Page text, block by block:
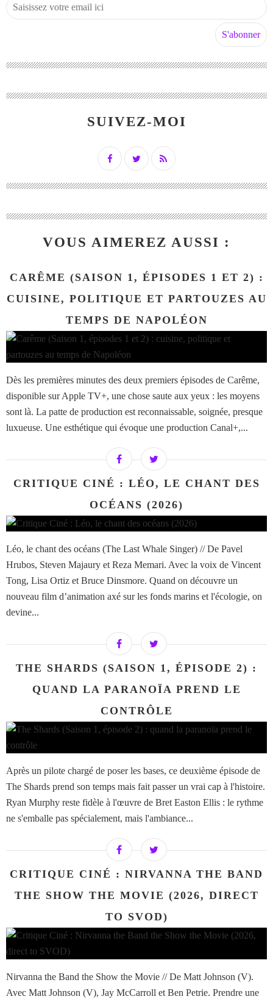
SUIVEZ-MOI
VOUS AIMEREZ AUSSI :
CARÊME (SAISON 1, ÉPISODES 1 ET 2) :
CUISINE, POLITIQUE ET PARTOUZES AU
TEMPS DE NAPOLÉON
Dès les premières minutes des deux premiers épisodes de Carême,
disponible sur Apple TV+, une chose saute aux yeux : les moyens
sont là. La patte de production est reconnaissable, soignée, presque
luxueuse. Une esthétique qui évoque une production Canal+,...
CRITIQUE CINÉ : LÉO, LE CHANT DES
OCÉANS (2026)
Léo, le chant des océans (The Last Whale Singer) // De Pavel
Hrubos, Steven Majaury et Reza Memari. Avec la voix de Vincent
Tong, Lisa Ortiz et Bruce Dinsmore. Quand on découvre un
nouveau film d’animation axé sur les fonds marins et l'écologie, on
devine...
THE SHARDS (SAISON 1, ÉPISODE 2) :
QUAND LA PARANOÏA PREND LE
CONTRÔLE
Après un pilote chargé de poser les bases, ce deuxième épisode de
The Shards prend son temps mais fait passer un vrai cap à l'histoire.
Ryan Murphy reste fidèle à l'œuvre de Bret Easton Ellis : le rythme
ne s'emballe pas spécialement, mais l'ambiance...
CRITIQUE CINÉ : NIRVANNA THE BAND
THE SHOW THE MOVIE (2026, DIRECT
TO SVOD)
Nirvanna the Band the Show the Movie // De Matt Johnson (V).
Avec Matt Johnson (V), Jay McCarroll et Ben Petrie. Prendre une